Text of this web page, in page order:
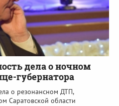
дела о ночном
губернатора
о резонансном ДТП,
Саратовской области